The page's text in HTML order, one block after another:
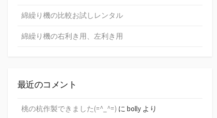
綿繰り機の比較お試しレンタル
綿繰り機の右利き用、左利き用
最近のコメント
桃の杭作製できました(=^_^=) に bolly より